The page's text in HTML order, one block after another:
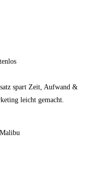
spart Zeit, Aufwand &
leicht gemacht.